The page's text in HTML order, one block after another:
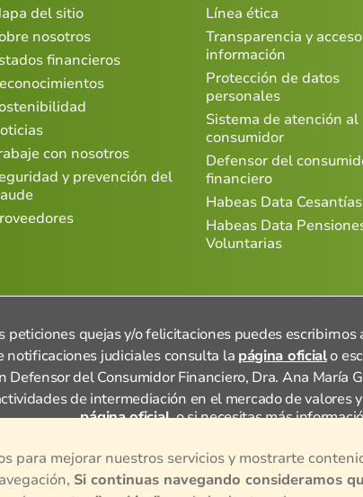
del sitio
nosotros
financieros
con nosotros
y prevención del
Línea ética
Transparencia y
información
Protección de datos
personales
Sistema de atención al
consumidor
Defensor del
financiero
Habeas Data Cesantías
Habeas Data
Voluntarias
peticiones quejas y/o felicitaciones puedes
notificaciones judiciales consulta la página oficialo
Defensor del Consumidor Financiero, Dra. Ana María
de intermediación en el mercado de
página oficial,o si necesitas más
para mejorar nuestros servicios y mostrarte
Si continuas navegando consideramos